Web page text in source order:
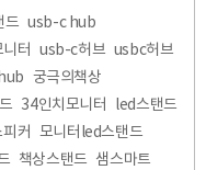
드 usb-c hub
터 usb-c허브 usbc허브
궁극의책상
34인치모니터
led스탠드
커
모니터led스탠드
책상스탠드 샘스마트